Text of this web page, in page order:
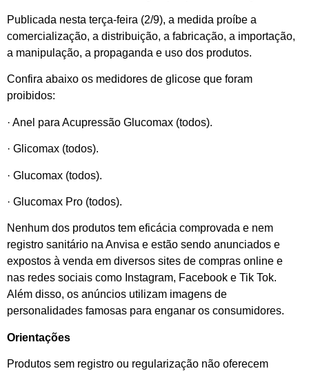
Publicada nesta terça-feira (2/9), a medida proíbe a
comercialização, a distribuição, a fabricação, a importação,
a manipulação, a propaganda e uso dos produtos.
Confira abaixo os medidores de glicose que foram
proibidos:
· Anel para Acupressão Glucomax (todos).
· Glicomax (todos).
· Glucomax (todos).
· Glucomax Pro (todos).
Nenhum dos produtos tem eficácia comprovada e nem
registro sanitário na Anvisa e estão sendo anunciados e
expostos à venda em diversos sites de compras online e
nas redes sociais como Instagram, Facebook e Tik Tok.
Além disso, os anúncios utilizam imagens de
personalidades famosas para enganar os consumidores.
Orientações
Produtos sem registro ou regularização não oferecem